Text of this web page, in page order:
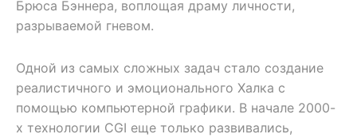
Брюса Бэннера, воплощая драму личности,
разрываемой гневом.
Одной из самых сложных задач стало создание
реалистичного и эмоционального Халка с
помощью компьютерной графики. В начале 2000-
х технологии CGI еще только развивались,